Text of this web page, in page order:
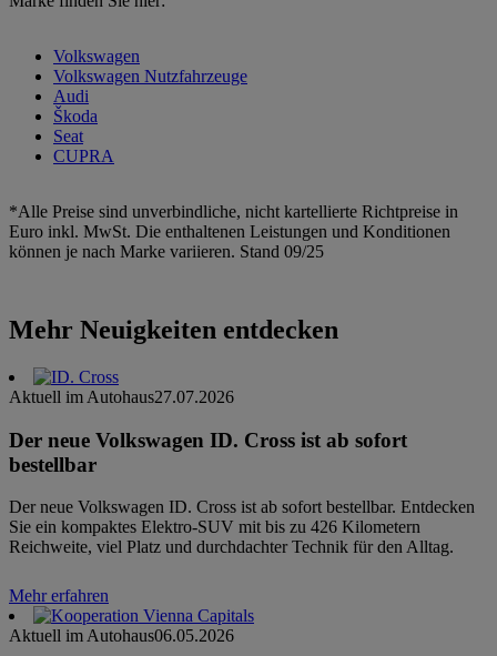
Volkswagen
Volkswagen Nutzfahrzeuge
Audi
Škoda
Seat
CUPRA
*Alle Preise sind unverbindliche, nicht kartellierte Richtpreise in
Euro inkl. MwSt. Die enthaltenen Leistungen und Konditionen
können je nach Marke variieren. Stand 09/25
Mehr Neuigkeiten entdecken
Aktuell im Autohaus27.07.2026
Der neue Volkswagen ID. Cross ist ab sofort
bestellbar
Der neue Volkswagen ID. Cross ist ab sofort bestellbar. Entdecken
Sie ein kompaktes Elektro-SUV mit bis zu 426 Kilometern
Reichweite, viel Platz und durchdachter Technik für den Alltag.
Mehr erfahren
Aktuell im Autohaus06.05.2026